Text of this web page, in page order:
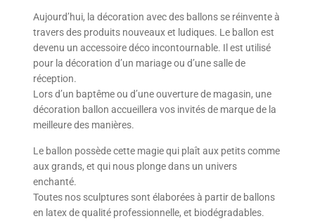
Aujourd’hui, la décoration avec des ballons se réinvente à
travers des produits nouveaux et ludiques. Le ballon est
devenu un accessoire déco incontournable. Il est utilisé
pour la décoration d’un mariage ou d’une salle de
réception.
Lors d’un baptême ou d’une ouverture de magasin, une
décoration ballon accueillera vos invités de marque de la
meilleure des manières.
Le ballon possède cette magie qui plaît aux petits comme
aux grands, et qui nous plonge dans un univers
enchanté.
Toutes nos sculptures sont élaborées à partir de ballons
en latex de qualité professionnelle, et biodégradables.